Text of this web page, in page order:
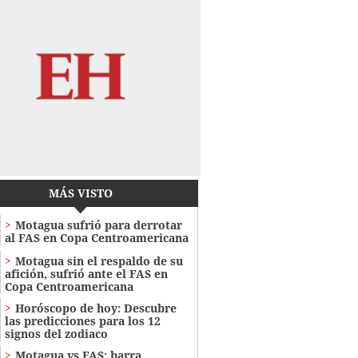
MÁS VISTO
Motagua sufrió para derrotar
al FAS en Copa Centroamericana
Motagua sin el respaldo de su
afición, sufrió ante el FAS en
Copa Centroamericana
Horóscopo de hoy: Descubre
las predicciones para los 12
signos del zodiaco